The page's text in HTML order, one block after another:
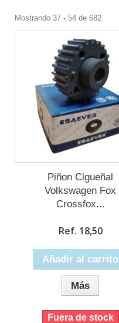
Mostrando 37 - 54 de 682
Piñon Cigueñal
Volkswagen Fox
Crossfox...
Ref. 18,50
Añadir al carrito
Más
Fuera de stock